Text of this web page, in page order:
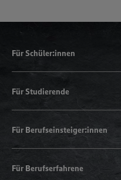
Für Schüler:innen
Für Studierende
Für Berufseinsteiger:innen
Für Berufserfahrene